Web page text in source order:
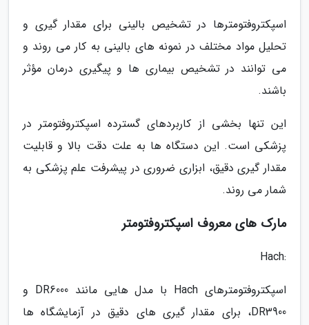
اسپکتروفتومترها در تشخیص بالینی برای مقدار گیری و
تحلیل مواد مختلف در نمونه های بالینی به کار می روند و
می توانند در تشخیص بیماری ها و پیگیری درمان مؤثر
باشند.
این تنها بخشی از کاربردهای گسترده اسپکتروفتومتر در
پزشکی است. این دستگاه ها به علت دقت بالا و قابلیت
مقدار گیری دقیق، ابزاری ضروری در پیشرفت علم پزشکی به
شمار می روند.
مارک های معروف اسپکتروفتومتر
:Hach
اسپکتروفتومترهای Hach با مدل هایی مانند DR6000 و
DR3900، برای مقدار گیری های دقیق در آزمایشگاه ها